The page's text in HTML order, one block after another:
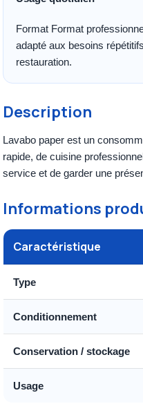
Format Format
adapté aux besoins
restauration.
Description
Lavabo paper est un
rapide, de cuisine
service et de garder une
Informations
Caractéristique
Type
Conditionnement
Conservation / stockage
Usage